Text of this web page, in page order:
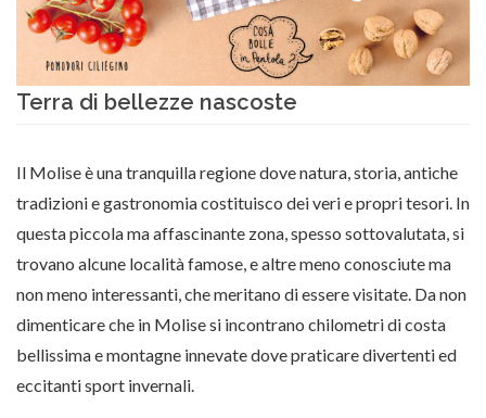
Terra di bellezze nascoste
Il Molise è una tranquilla regione dove natura, storia, antiche
tradizioni e gastronomia costituisco dei veri e propri tesori. In
questa piccola ma affascinante zona, spesso sottovalutata, si
trovano alcune località famose, e altre meno conosciute ma
non meno interessanti, che meritano di essere visitate. Da non
dimenticare che in Molise si incontrano chilometri di costa
bellissima e montagne innevate dove praticare divertenti ed
eccitanti sport invernali.